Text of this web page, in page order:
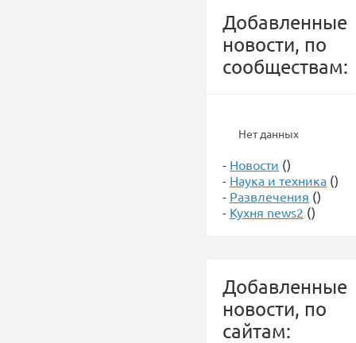
Добавленные
новости, по
сообществам:
Нет данных
- Новости ()
- Наука и техника ()
- Развлечения ()
- Кухня news2 ()
Добавленные
новости, по
сайтам: